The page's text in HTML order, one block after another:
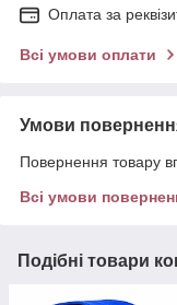
Оплата за
Всі умови оплати
Умови
Повернення товару
Всі умови
Подібні товари